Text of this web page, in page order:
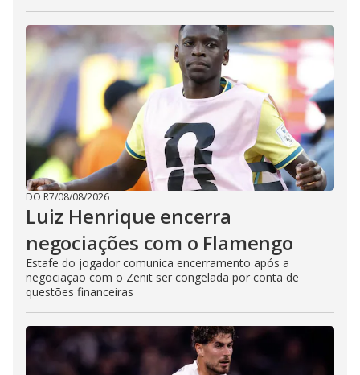
DO R7/08/08/2026
Luiz Henrique encerra
negociações com o Flamengo
Estafe do jogador comunica encerramento após a
negociação com o Zenit ser congelada por conta de
questões financeiras